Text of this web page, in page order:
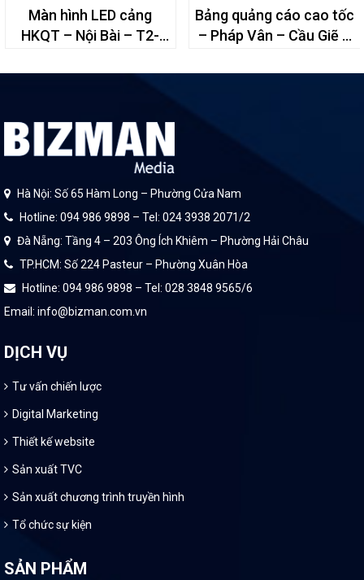
Màn hình LED cảng
HKQT – Nội Bài – T2-
Bảng quảng cáo cao tốc
– Pháp Vân – Cầu Giẽ –
Hà Nội: Số 65 Hàm Long – Phường Cửa Nam
Hotline: 094 986 9898 – Tel: 024 3938 2071/2
Đà Nẵng: Tầng 4 – 203 Ông Ích Khiêm – Phường Hải Châu
TP.HCM: Số 224 Pasteur – Phường Xuân Hòa
Hotline: 094 986 9898 – Tel: 028 3848 9565/6
Email: info@bizman.com.vn
DỊCH VỤ
Tư vấn chiến lược
Digital Marketing
Thiết kế website
Sản xuất TVC
Sản xuất chương trình truyền hình
Tổ chức sự kiện
SẢN PHẨM